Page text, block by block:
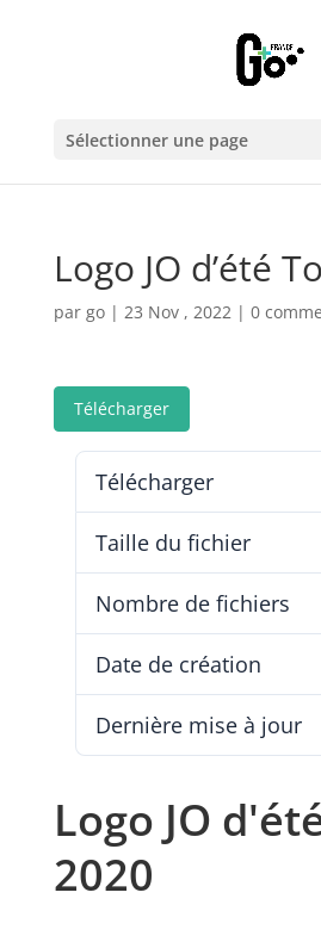
Sélectionner une page
Logo JO d’été
par go| 23 Nov , 2022| 0
Télécharger
Télécharger
Taille du fichier
Nombre de fichiers
Date de création
Dernière mise à jour
Logo JO
2020